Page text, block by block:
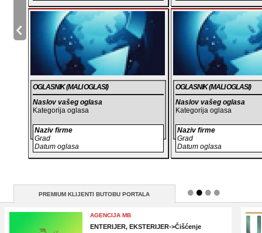
OGLASNIK (MALI OGLASI)
Naslov vašeg oglasa
Kategorija oglasa
Naziv firme
Grad
Datum oglasa
OGLASNIK (MALI OGLASI)
Naslov vašeg oglasa
Kategorija oglasa
Naziv firme
Grad
Datum oglasa
PREMIUM KLIJENTI BUTOBU PORTALA
MV TRADE DOO
POLJOPRIVREDA->poljoprivredne masine i